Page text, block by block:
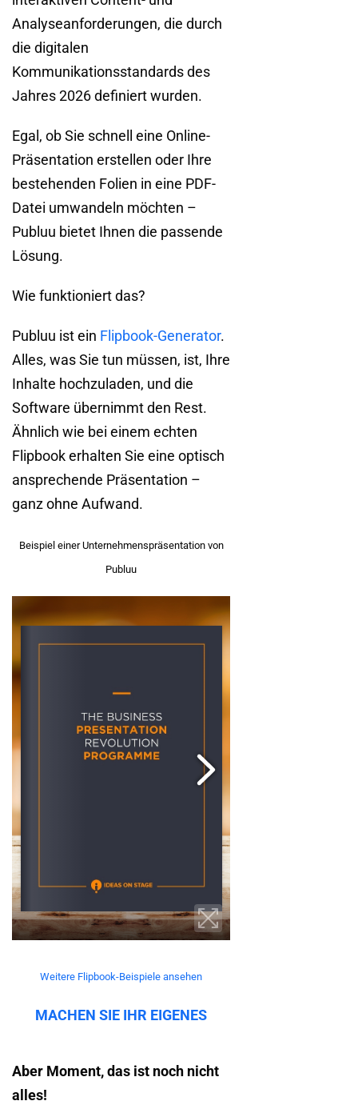
Analyseanforderungen, die durch
die digitalen
Kommunikationsstandards des
Jahres 2026 definiert wurden.
Egal, ob Sie schnell eine Online-
Präsentation erstellen oder Ihre
bestehenden Folien in eine PDF-
Datei umwandeln möchten –
Publuu bietet Ihnen die passende
Lösung.
Wie funktioniert das?
Publuu ist ein Flipbook-Generator.
Alles, was Sie tun müssen, ist, Ihre
Inhalte hochzuladen, und die
Software übernimmt den Rest.
Ähnlich wie bei einem echten
Flipbook erhalten Sie eine optisch
ansprechende Präsentation –
ganz ohne Aufwand.
Beispiel einer Unternehmenspräsentation von
Publuu
Weitere Flipbook-Beispiele ansehen
MACHEN SIE IHR EIGENES
Aber Moment, das ist noch nicht
alles!